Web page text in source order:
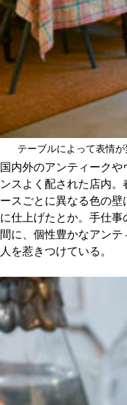
テーブルによって表情
国内外のアンティーク
ンスよく配された店内
ースごとに異なる色の
に仕上げたとか。手仕
間に、個性豊かなアン
人を惹きつけている。